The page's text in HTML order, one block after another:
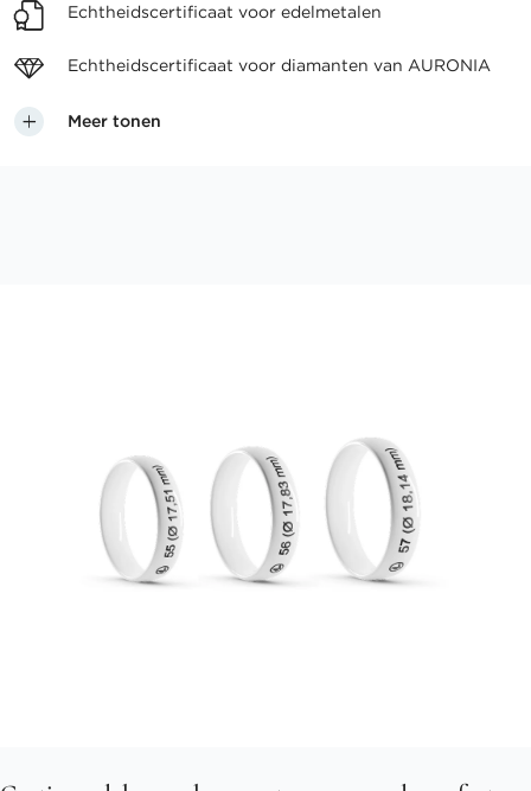
Echtheidscertificaat voor edelmetalen
Echtheidscertificaat voor diamanten van AURONIA
Meer tonen